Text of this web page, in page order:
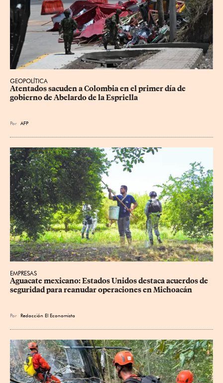
GEOPOLÍTICA
Atentados sacuden a Colombia en el primer día de
gobierno de Abelardo de la Espriella
Por AFP
EMPRESAS
Aguacate mexicano: Estados Unidos destaca acuerdos de
seguridad para reanudar operaciones en Michoacán
Por Redacción El Economista